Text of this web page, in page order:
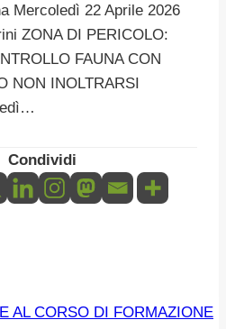
Mercoledì 22 Aprile 2026
ZONA DI PERICOLO:
FAUNA CON
NON INOLTRARSI
Condividi